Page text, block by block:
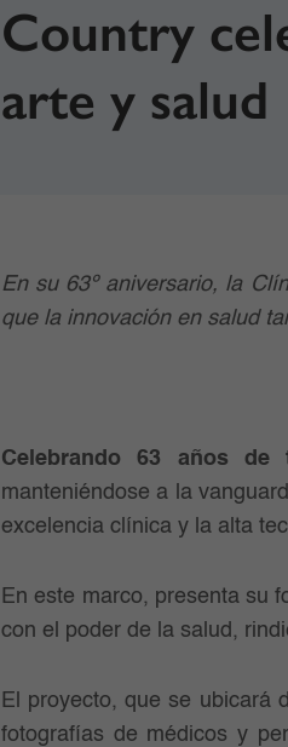
Country
arte y salud
En su 63º aniversario, la
que la innovación en salud
Celebrando 63 años de
manteniéndose a la
excelencia clínica y la alta
En este marco, presenta su
con el poder de la salud,
El proyecto, que se ubicará
fotografías de médicos y